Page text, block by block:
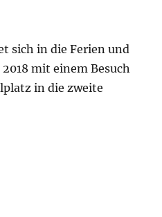
sich in die Ferien und
mit einem Besuch
in die zweite